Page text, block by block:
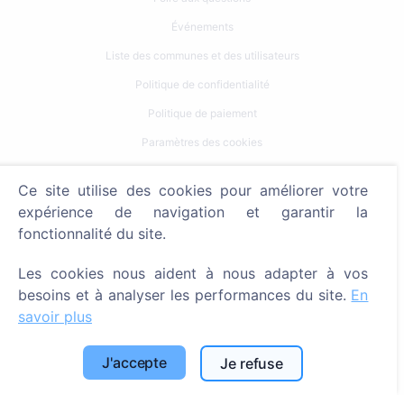
Événements
Liste des communes et des utilisateurs
Politique de confidentialité
Politique de paiement
Paramètres des cookies
Rechercher des défunts
SIA "CEMETY", LV40103618951
Ce site utilise des cookies pour améliorer votre
expérience de navigation et garantir la
fonctionnalité du site.
Les cookies nous aident à nous adapter à vos
besoins et à analyser les performances du site. En
savoir plus
J'accepte Je refuse